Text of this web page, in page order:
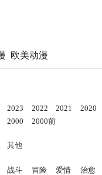
欧美动漫
2023 2022 2021 2020
2000 2000前
其他
战斗 冒险 爱情 治愈